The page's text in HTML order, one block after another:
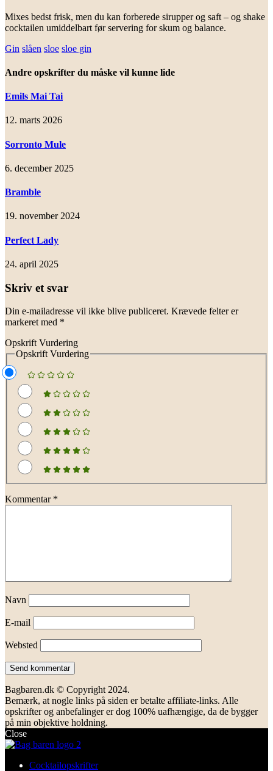
Mixes bedst frisk, men du kan forberede sirupper og saft – og shake
cocktailen umiddelbart før servering for skum og balance.
Gin slåen sloe sloe gin
Andre opskrifter du måske vil kunne lide
Emils Mai Tai
12. marts 2026
Sorronto Mule
6. december 2025
Bramble
19. november 2024
Perfect Lady
24. april 2025
Skriv et svar
Din e-mailadresse vil ikke blive publiceret. Krævede felter er
markeret med *
Opskrift Vurdering
Opskrift Vurdering
Kommentar *
Navn
E-mail
Websted
Bagbaren.dk © Copyright 2024.
Bemærk, at nogle links på siden er betalte affiliate-links. Alle
opskrifter og anbefalinger er dog 100% uafhængige, da de bygger
på min objektive holdning.
Close
Cocktailopskrifter